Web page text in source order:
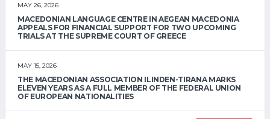
MAY 26, 2026
MACEDONIAN LANGUAGE CENTRE IN AEGEAN MACEDONIA
APPEALS FOR FINANCIAL SUPPORT FOR TWO UPCOMING
TRIALS AT THE SUPREME COURT OF GREECE
MAY 15, 2026
THE MACEDONIAN ASSOCIATION ILINDEN-TIRANA MARKS
ELEVEN YEARS AS A FULL MEMBER OF THE FEDERAL UNION
OF EUROPEAN NATIONALITIES